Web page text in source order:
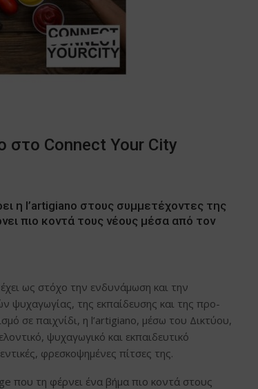
στο Connect Your City
η l’artigiano στους συμμετέχοντες της
πιο κοντά τους νέους μέσα από τον
ως στόχο την ενδυνάμωση και την
ψυχαγωγίας, της εκπαίδευσης και της προ-
σε παιχνίδι, η l’artigiano, μέσω του Δικτύου,
ψυχαγωγικό και εκπαιδευτικό
φρεσκοψημένες πίτσες της.
που τη φέρνει ένα βήμα πιο κοντά στους